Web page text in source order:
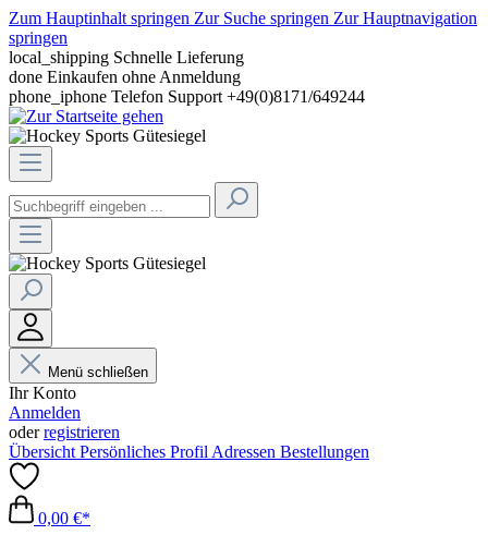
Zum Hauptinhalt springen Zur Suche springen Zur Hauptnavigation
springen
local_shipping Schnelle Lieferung
done Einkaufen ohne Anmeldung
phone_iphone Telefon Support +49(0)8171/649244
Menü schließen
Ihr Konto
Anmelden
oderregistrieren
Übersicht Persönliches Profil Adressen Bestellungen
0,00 €*